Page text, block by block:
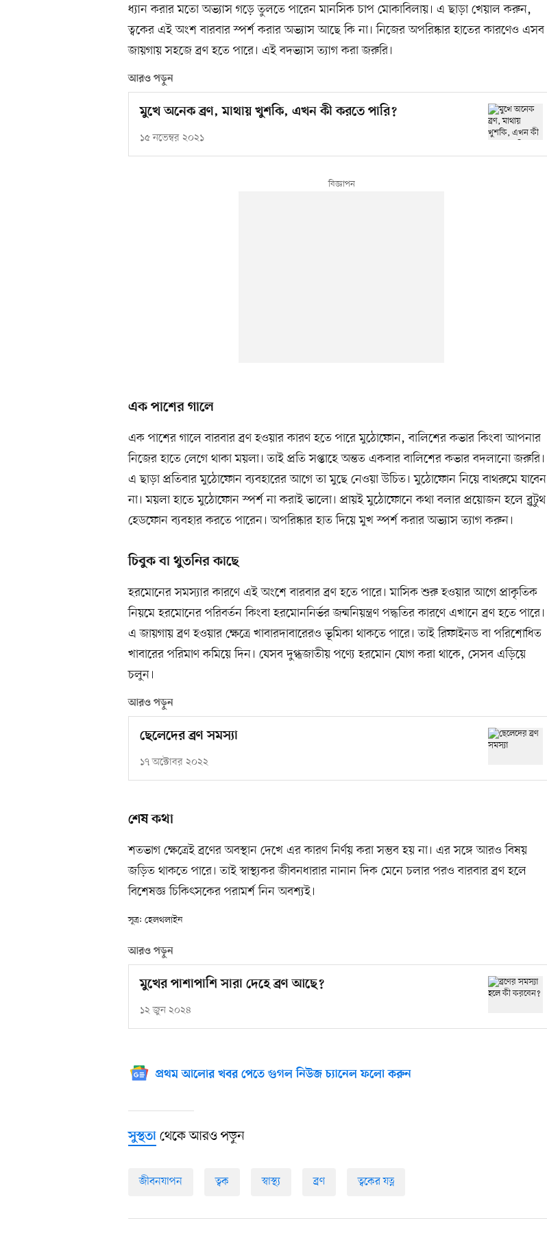
ধ্যান করার মতো অভ্যাস গড়ে তুলতে পারেন মানসিক চাপ মোকাবিলায়। এ ছাড়া খেয়াল করুন,
ত্বকের এই অংশ বারবার স্পর্শ করার অভ্যাস আছে কি না। নিজের অপরিষ্কার হাতের কারণেও এসব
জায়গায় সহজে ব্রণ হতে পারে। এই বদভ্যাস ত্যাগ করা জরুরি।
আরও পড়ুন
মুখে অনেক ব্রণ, মাথায় খুশকি, এখন কী করতে পারি?
১৫ নভেম্বর ২০২১
এক পাশের গালে
এক পাশের গালে বারবার ব্রণ হওয়ার কারণ হতে পারে মুঠোফোন, বালিশের কভার কিংবা আপনার
নিজের হাতে লেগে থাকা ময়লা। তাই প্রতি সপ্তাহে অন্তত একবার বালিশের কভার বদলানো জরুরি।
এ ছাড়া প্রতিবার মুঠোফোন ব্যবহারের আগে তা মুছে নেওয়া উচিত। মুঠোফোন নিয়ে বাথরুমে যাবেন
না। ময়লা হাতে মুঠোফোন স্পর্শ না করাই ভালো। প্রায়ই মুঠোফোনে কথা বলার প্রয়োজন হলে ব্লুটুথ
হেডফোন ব্যবহার করতে পারেন। অপরিষ্কার হাত দিয়ে মুখ স্পর্শ করার অভ্যাস ত্যাগ করুন।
চিবুক বা থুতনির কাছে
হরমোনের সমস্যার কারণে এই অংশে বারবার ব্রণ হতে পারে। মাসিক শুরু হওয়ার আগে প্রাকৃতিক
নিয়মে হরমোনের পরিবর্তন কিংবা হরমোননির্ভর জন্মনিয়ন্ত্রণ পদ্ধতির কারণে এখানে ব্রণ হতে পারে।
এ জায়গায় ব্রণ হওয়ার ক্ষেত্রে খাবারদাবারেরও ভূমিকা থাকতে পারে। তাই রিফাইনড বা পরিশোধিত
খাবারের পরিমাণ কমিয়ে দিন। যেসব দুগ্ধজাতীয় পণ্যে হরমোন যোগ করা থাকে, সেসব এড়িয়ে
চলুন।
আরও পড়ুন
ছেলেদের ব্রণ সমস্যা
১৭ অক্টোবর ২০২২
শেষ কথা
শতভাগ ক্ষেত্রেই ব্রণের অবস্থান দেখে এর কারণ নির্ণয় করা সম্ভব হয় না। এর সঙ্গে আরও বিষয়
জড়িত থাকতে পারে। তাই স্বাস্থ্যকর জীবনধারার নানান দিক মেনে চলার পরও বারবার ব্রণ হলে
বিশেষজ্ঞ চিকিৎসকের পরামর্শ নিন অবশ্যই।
সূত্র: হেলথলাইন
আরও পড়ুন
মুখের পাশাপাশি সারা দেহে ব্রণ আছে?
১২ জুন ২০২৪
প্রথম আলোর খবর পেতে গুগল নিউজ চ্যানেল ফলো করুন
সুস্থতা থেকে আরও পড়ুন
জীবনযাপন ত্বক স্বাস্থ্য ব্রণ ত্বকের যত্ন